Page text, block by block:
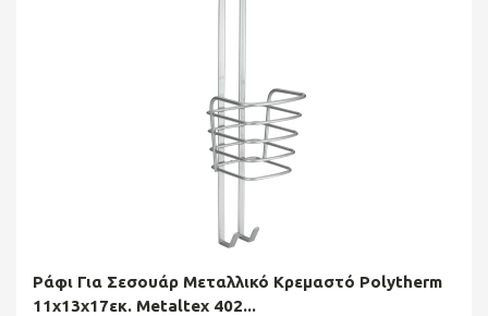
Ράφι Για Σεσουάρ Μεταλλικό Κρεμαστό Polytherm
11x13x17εκ. Metaltex 402...